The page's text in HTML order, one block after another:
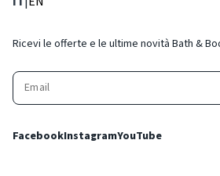
Ricevi le offerte e le ultime novità Bath &
FacebookInstagramYouTube